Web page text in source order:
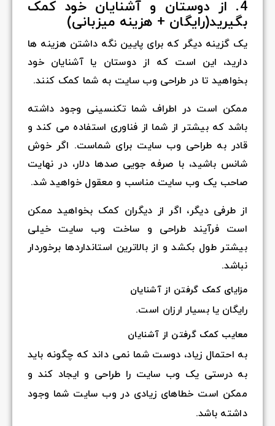
4. از دوستان و آشنایان خود کمک
بگیرید(رایگان + هزینه میزبانی)
یک گزینه دیگر که برای پایین نگه داشتن هزینه ها
دارید، این است که از دوستان یا آشنایان خود
بخواهید تا در طراحی وب سایت به شما کمک کنند.
ممکن است در اطراف شما تکنسینی وجود داشته
باشد که بیشتر از شما از فناوری استفاده می کند و
قادر به طراحی وب سایت برای شماست. اگر خوش
شانس باشید، با صرفه جویی صدها دلار، در نهایت
صاحب یک وب سایت مناسب و معقول خواهید شد.
از طرفی دیگر، اگر از دیگران کمک بخواهید ممکن
است فرآیند طراحی و ساخت وب سایت خیلی
بیشتر طول بکشد و از بالاترین استانداردها برخوردار
نباشد.
مزایای کمک گرفتن از آشنایان
رایگان یا بسیار ارزان است.
معایب کمک گرفتن از آشنایان
به احتمال زیاد، دوست شما نمی داند که چگونه باید
به درستی یک وب سایت را طراحی و ایجاد کند و
ممکن است خطاهای زیادی در وب سایت شما وجود
داشته باشد.